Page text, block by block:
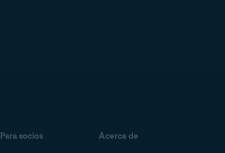
Para socios Acerca de